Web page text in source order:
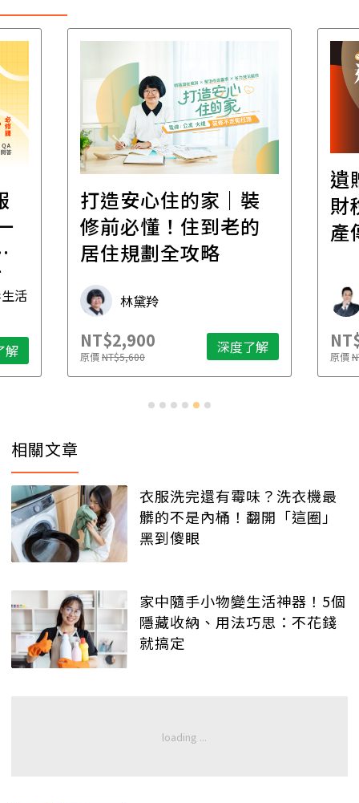
活
解
打造安心住的家｜裝
修前必懂！住到老的
居住規劃全攻略
林黛羚
NT$2,900
原價NT$5,600 深度了解
遺
財
產
原價
相關文章
衣服洗完還有霉味？洗衣機最
髒的不是內桶！翻開「這圈」
黑到傻眼
家中隨手小物變生活神器！5個
隱藏收納、用法巧思：不花錢
就搞定